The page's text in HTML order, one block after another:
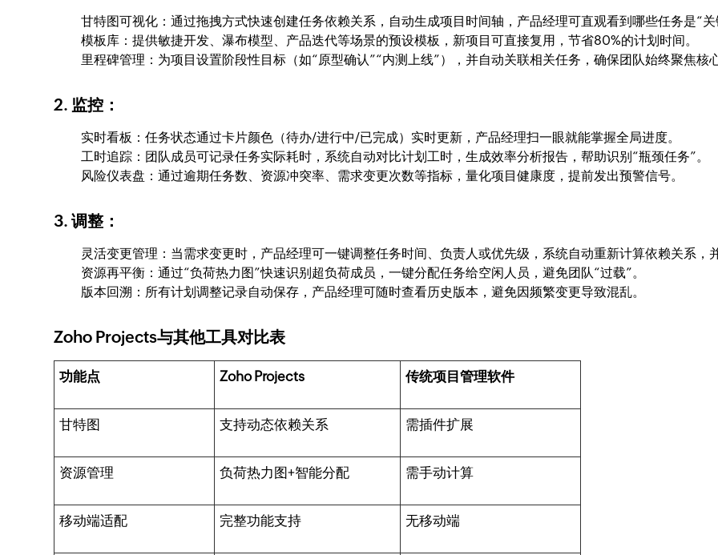
甘特图可视化：通过拖拽方式快速创建任务依赖关系，自动生成项目时间轴，产品经理可直观看到哪些任务是“关
模板库：提供敏捷开发、瀑布模型、产品迭代等场景的预设模板，新项目可直接复用，节省80%的计划时间。
里程碑管理：为项目设置阶段性目标（如“原型确认”“内测上线”），并自动关联相关任务，确保团队始终聚焦核
2. 监控：
实时看板：任务状态通过卡片颜色（待办/进行中/已完成）实时更新，产品经理扫一眼就能掌握全局进度。
工时追踪：团队成员可记录任务实际耗时，系统自动对比计划工时，生成效率分析报告，帮助识别“瓶颈任务”。
风险仪表盘：通过逾期任务数、资源冲突率、需求变更次数等指标，量化项目健康度，提前发出预警信号。
3. 调整：
灵活变更管理：当需求变更时，产品经理可一键调整任务时间、负责人或优先级，系统自动重新计算依赖关系，
资源再平衡：通过“负荷热力图”快速识别超负荷成员，一键分配任务给空闲人员，避免团队“过载”。
版本回溯：所有计划调整记录自动保存，产品经理可随时查看历史版本，避免因频繁变更导致混乱。
Zoho Projects与其他工具对比表
功能点 Zoho Projects 传统项目管理软件
甘特图 支持动态依赖关系 需插件扩展
资源管理 负荷热力图+智能分配 需手动计算
移动端适配 完整功能支持 无移动端